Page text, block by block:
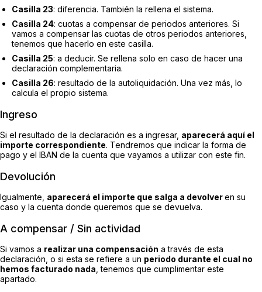
Casilla 23: diferencia. También la rellena el sistema.
Casilla 24: cuotas a compensar de periodos anteriores. Si
vamos a compensar las cuotas de otros periodos anteriores,
tenemos que hacerlo en este casilla.
Casilla 25: a deducir. Se rellena solo en caso de hacer una
declaración complementaria.
Casilla 26: resultado de la autoliquidación. Una vez más, lo
calcula el propio sistema.
Ingreso
Si el resultado de la declaración es a ingresar, aparecerá aquí el
importe correspondiente. Tendremos que indicar la forma de
pago y el IBAN de la cuenta que vayamos a utilizar con este fin.
Devolución
Igualmente, aparecerá el importe que salga a devolveren su
caso y la cuenta donde queremos que se devuelva.
A compensar / Sin actividad
Si vamos a realizar una compensación a través de esta
declaración, o si esta se refiere a un periodo durante el cual no
hemos facturado nada , tenemos que cumplimentar este
apartado.